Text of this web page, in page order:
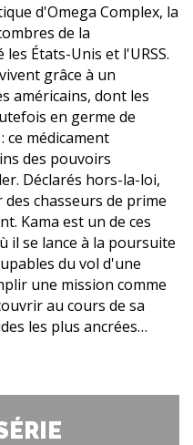
d'Omega Complex, la
de la
États-Unis et l'URSS.
grâce à un
américains, dont les
en germe de
médicament
des pouvoirs
Déclarés hors-la-loi,
chasseurs de prime
Kama est un de ces
il se lance à la poursuite
du vol d'une
une mission comme
au cours de sa
les plus ancrées…